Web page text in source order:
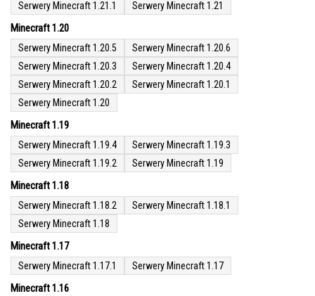
Serwery Minecraft 1.21.1
Serwery Minecraft 1.21
Minecraft 1.20
Serwery Minecraft 1.20.5
Serwery Minecraft 1.20.6
Serwery Minecraft 1.20.3
Serwery Minecraft 1.20.4
Serwery Minecraft 1.20.2
Serwery Minecraft 1.20.1
Serwery Minecraft 1.20
Minecraft 1.19
Serwery Minecraft 1.19.4
Serwery Minecraft 1.19.3
Serwery Minecraft 1.19.2
Serwery Minecraft 1.19
Minecraft 1.18
Serwery Minecraft 1.18.2
Serwery Minecraft 1.18.1
Serwery Minecraft 1.18
Minecraft 1.17
Serwery Minecraft 1.17.1 Serwery Minecraft 1.17
Minecraft 1.16